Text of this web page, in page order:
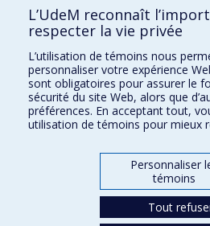
Écoles
Orthophonie et audiologie
Réadaptation
Directions
L’UdeM reconnaît
respecter la vie privée
L’utilisation de témoins nous
personnaliser votre expérience
sont obligatoires pour assurer le
sécurité du site Web, alors que
préférences. En acceptant tout,
utilisation de témoins pour mieux
Personnaliser
témoins
Tout